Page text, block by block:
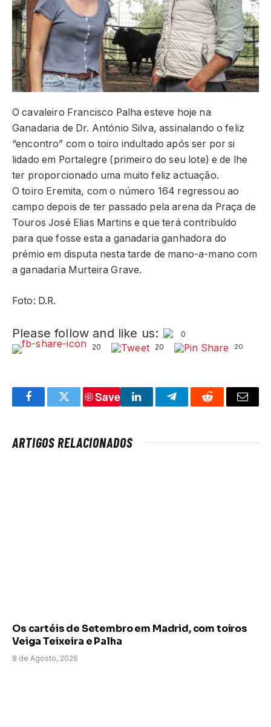
O cavaleiro Francisco Palha esteve hoje na
Ganadaria de Dr. António Silva, assinalando o feliz
“encontro” com o toiro indultado após ser por si
lidado em Portalegre (primeiro do seu lote) e de lhe
ter proporcionado uma muito feliz actuação.
O toiro Eremita, com o número 164 regressou ao
campo depois de ter passado pela arena da Praça de
Touros José Elias Martins e que terá contribuído
para que fosse esta a ganadaria ganhadora do
prémio em disputa nesta tarde de mano-a-mano com
a ganadaria Murteira Grave.
Foto: D.R.
Please follow and like us:
0
20
20 20
FacebookTwitter
Save
LinkedInTelegramReddit Email
ARTIGOS RELACIONADOS
Os cartéis de Setembro em Madrid, com toiros
Veiga Teixeira e Palha
8 de Agosto, 2026